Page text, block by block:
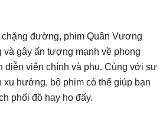
chặng đường, phim Quân Vương
và gây ấn tượng mạnh về phong
diễn viên chính và phụ. Cùng với sự
xu hướng, bộ phim có thể giúp bạn
phối đồ hay ho đấy.